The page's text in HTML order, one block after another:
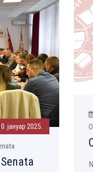
јануар 2025.